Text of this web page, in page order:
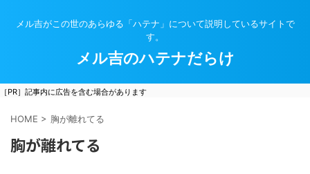
メル吉がこの世のあらゆる「ハテナ」について説明しているサイトで
す。
メル吉のハテナだらけ
［PR］記事内に広告を含む場合があります
HOME > 胸が離れてる
胸が離れてる